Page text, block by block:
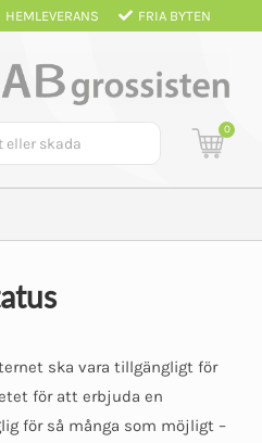
HEMLEVERANS FRIA BYTEN
0
ska vara tillgängligt för
för att erbjuda en
för så många som möjligt –